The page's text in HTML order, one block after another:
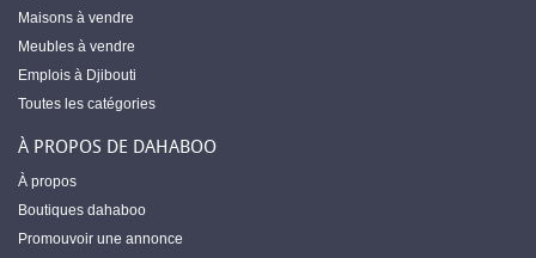
Maisons à vendre
Meubles à vendre
Emplois à Djibouti
Toutes les catégories
À PROPOS DE DAHABOO
À propos
Boutiques dahaboo
Promouvoir une annonce